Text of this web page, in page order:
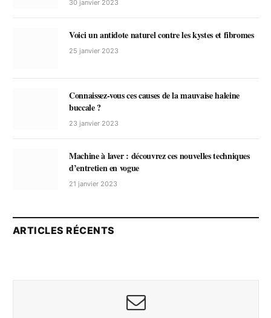
30 janvier 2023
Voici un antidote naturel contre les kystes et fibromes
25 janvier 2023
Connaissez-vous ces causes de la mauvaise haleine
buccale ?
23 janvier 2023
Machine à laver : découvrez ces nouvelles techniques
d’entretien en vogue
21 janvier 2023
ARTICLES RÉCENTS